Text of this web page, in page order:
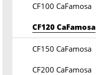
CF100 CaFamosa
CF120 CaFamosa
CF150 CaFamosa
CF200 CaFamosa